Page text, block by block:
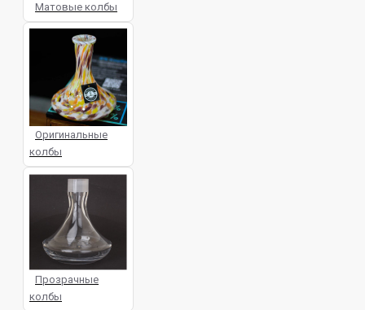
Матовые колбы
Оригинальные
колбы
Прозрачные
колбы